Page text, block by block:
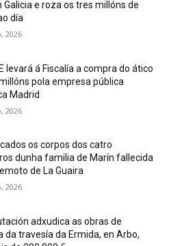
Galicia e roza os tres millóns de
día
2026
levará á Fiscalía a compra do ático
pola empresa pública
Madrid
2026
os corpos dos catro
dunha familia de Marín fallecida
de La Guaira
2026
adxudica as obras de
da travesía da Ermida, en Arbo,